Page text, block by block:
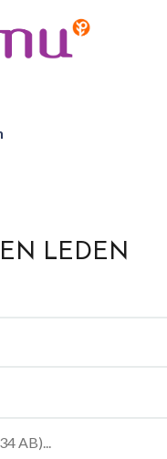
LEDEN